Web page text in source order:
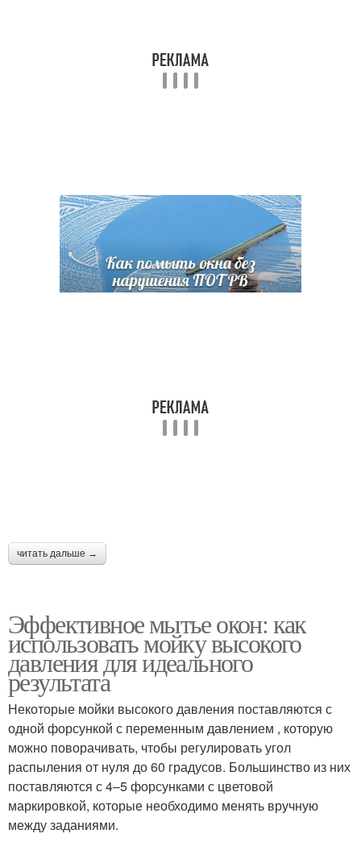
читать дальше →
Эффективное мытье окон: как
использовать мойку высокого
давления для идеального
результата
Некоторые мойки высокого давления поставляются с
одной форсункой с переменным давлением , которую
можно поворачивать, чтобы регулировать угол
распыления от нуля до 60 градусов. Большинство из них
поставляются с 4–5 форсунками с цветовой
маркировкой, которые необходимо менять вручную
между заданиями.